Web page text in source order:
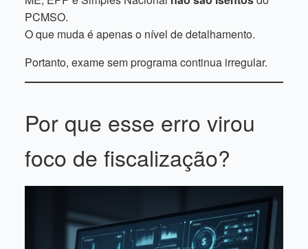
PCMSO.
O que muda é apenas o nível de detalhamento.
Portanto, exame sem programa continua irregular.
Por que esse erro virou
foco de fiscalização?